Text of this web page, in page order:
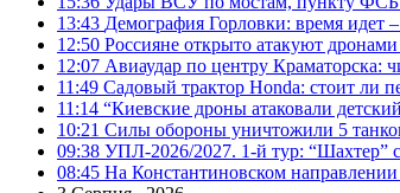
13:43 Демография Горловки: время идет
12:50 Россияне открыто атакуют
12:07 Авиаудар по центру Краматорска:
11:49 Садовый трактор Honda: стоит ли
11:14 “Киевские дроны атаковали
10:21 Силы обороны уничтожили 5
09:38 УПЛ-2026/2027. 1-й тур: “Шахтер”
08:45 На Константиновском